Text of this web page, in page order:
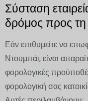
Σύσταση
δρόμος προς
Εάν επιθυμείτε να
Ντουμπάι, είναι
φορολογικές
φορολογική σας